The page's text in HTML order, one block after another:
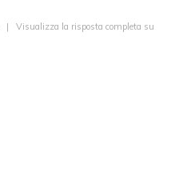
| Visualizza la risposta completa su